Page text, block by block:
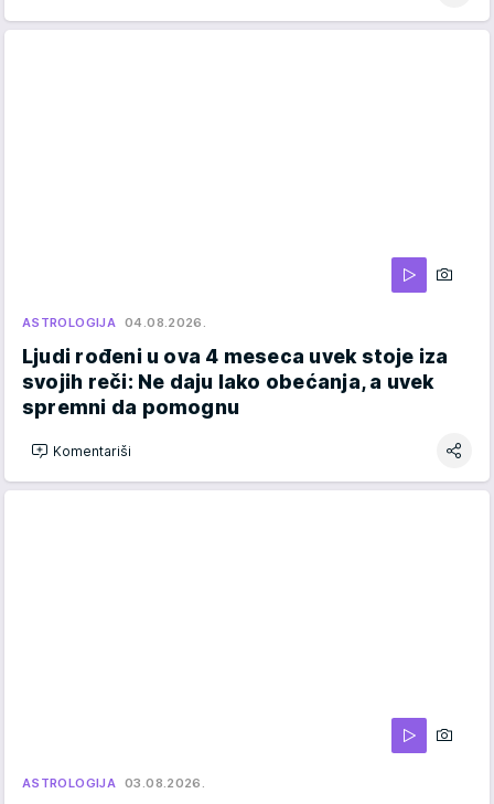
ASTROLOGIJA 04.08.2026.
Ljudi rođeni u ova 4 meseca uvek stoje iza
svojih reči: Ne daju lako obećanja, a uvek
spremni da pomognu
Komentariši
ASTROLOGIJA 03.08.2026.